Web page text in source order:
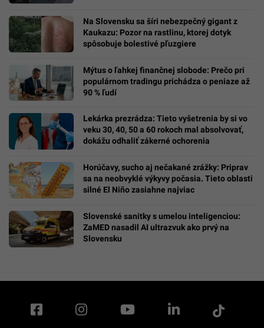
Na Slovensku sa šíri nebezpečný gigant z
Kaukazu: Pozor na rastlinu, ktorej dotyk
spôsobuje bolestivé pľuzgiere
Mýtus o ľahkej finančnej slobode: Prečo pri
populárnom tradingu prichádza o peniaze až
90 % ľudí
Lekárka prezrádza: Tieto vyšetrenia by si vo
veku 30, 40, 50 a 60 rokoch mal absolvovať,
dokážu odhaliť zákerné ochorenia
Horúčavy, sucho aj nečakané zrážky: Priprav
sa na neobvyklé výkyvy počasia. Tieto oblasti
silné El Niño zasiahne najviac
Slovenské sanitky s umelou inteligenciou:
ZaMED nasadil AI ultrazvuk ako prvý na
Slovensku